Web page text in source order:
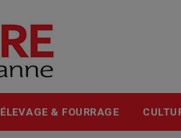
ÉLEVAGE & FOURRAGE